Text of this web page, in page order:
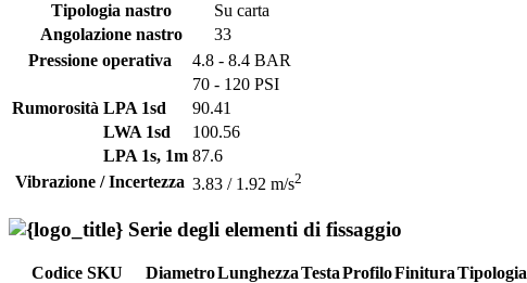
Tipologia nastro
Su carta
Angolazione nastro
33
Pressione operativa
4.8 - 8.4 BAR
70 - 120 PSI
Rumorosità LPA 1sd
90.41
LWA 1sd
100.56
LPA 1s, 1m 87.6
Vibrazione / Incertezza 3.83 / 1.92 m/s2
Serie degli elementi di fissaggio
Codice SKU DiametroLunghezzaTestaProfiloFinitura